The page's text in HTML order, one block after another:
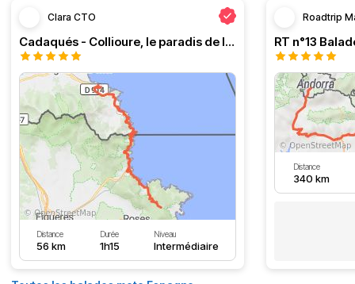
Clara CTO
Cadaqués - Collioure, le paradis de la moto
Distance
56 km
Durée
1h15
Niveau
Intermédiaire
Roadtrip
Distance
340 km